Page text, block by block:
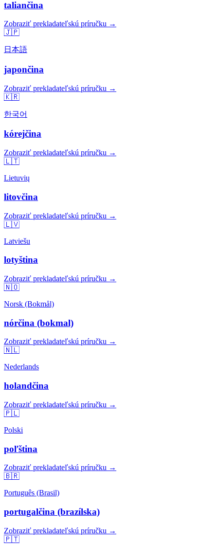
taliančina
Zobraziť prekladateľskú príručku →
🇯🇵
日本語
japončina
Zobraziť prekladateľskú príručku →
🇰🇷
한국어
kórejčina
Zobraziť prekladateľskú príručku →
🇱🇹
Lietuvių
litovčina
Zobraziť prekladateľskú príručku →
🇱🇻
Latviešu
lotyština
Zobraziť prekladateľskú príručku →
🇳🇴
Norsk (Bokmål)
nórčina (bokmal)
Zobraziť prekladateľskú príručku →
🇳🇱
Nederlands
holandčina
Zobraziť prekladateľskú príručku →
🇵🇱
Polski
poľština
Zobraziť prekladateľskú príručku →
🇧🇷
Português (Brasil)
portugalčina (brazílska)
Zobraziť prekladateľskú príručku →
🇵🇹